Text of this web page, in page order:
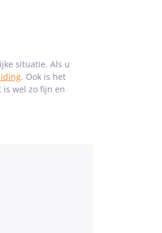
situatie. Als u
. Ook is het
wel zo fijn en